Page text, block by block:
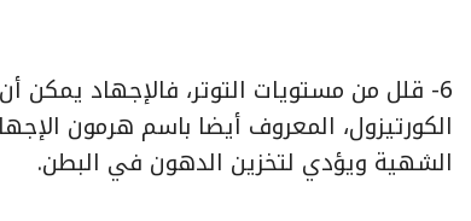
6- قلل من مستويات التوتر، فالإجهاد
الكورتيزول، المعروف أيضا باسم هرمون
الشهية ويؤدي لتخزين الدهون في البطن.